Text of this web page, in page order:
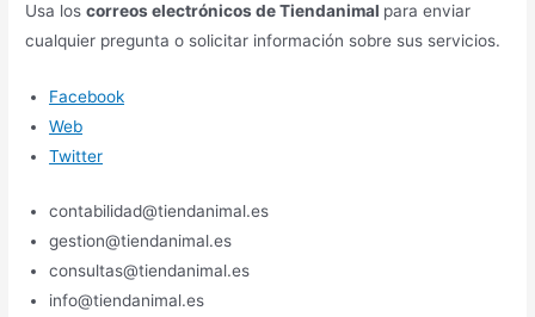
Usa loscorreos electrónicos de Tiendanimal para enviar
cualquier pregunta o solicitar información sobre sus servicios.
Facebook
Web
Twitter
contabilidad@tiendanimal.es
gestion@tiendanimal.es
consultas@tiendanimal.es
info@tiendanimal.es